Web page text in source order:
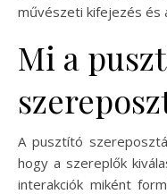
művészeti kifejezés és
Mi a
A pusztító
hogy a szereplők
interakciók miként